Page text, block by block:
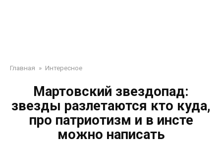
Главная » Интересное
Мартовский звездопад:
звезды разлетаются кто куда,
про патриотизм и в инсте
можно написать